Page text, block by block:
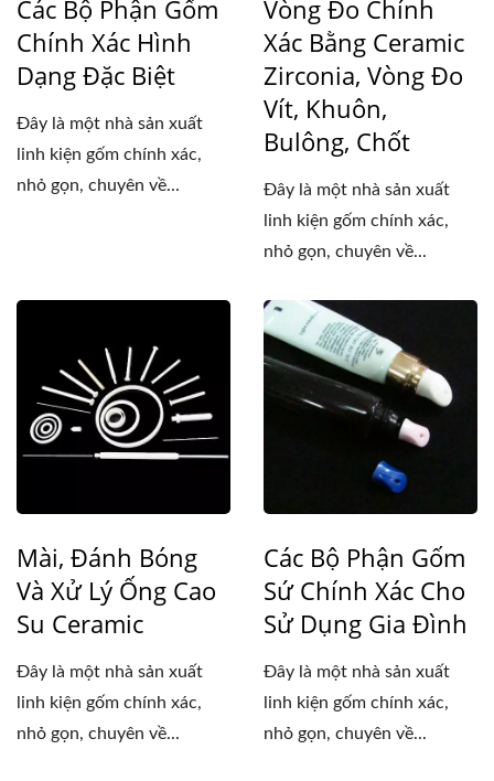
Các Bộ Phận Gốm
Chính Xác Hình
Dạng Đặc Biệt
Đây là một nhà sản xuất
linh kiện gốm chính xác,
nhỏ gọn, chuyên về...
Vòng Đo Chính
Xác Bằng Ceramic
Zirconia, Vòng Đo
Vít, Khuôn,
Bulông, Chốt
Đây là một nhà sản xuất
linh kiện gốm chính xác,
nhỏ gọn, chuyên về...
Mài, Đánh Bóng
Và Xử Lý Ống Cao
Su Ceramic
Đây là một nhà sản xuất
linh kiện gốm chính xác,
nhỏ gọn, chuyên về...
Các Bộ Phận Gốm
Sứ Chính Xác Cho
Sử Dụng Gia Đình
Đây là một nhà sản xuất
linh kiện gốm chính xác,
nhỏ gọn, chuyên về...